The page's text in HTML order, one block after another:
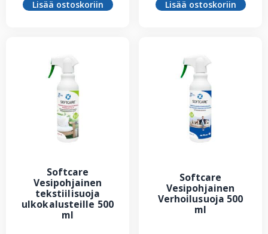
Lisää ostoskoriin Lisää ostoskoriin
Softcare
Vesipohjainen
tekstiilisuoja
ulkokalusteille 500
ml
Softcare
Vesipohjainen
Verhoilusuoja 500
ml